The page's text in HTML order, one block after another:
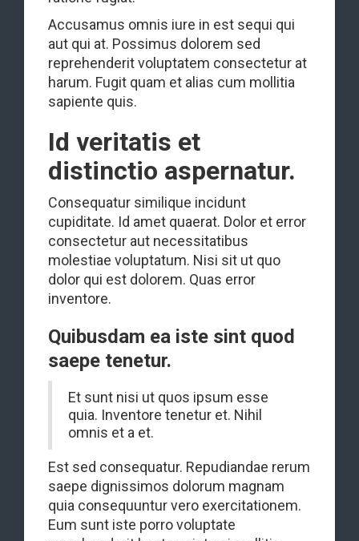
Accusamus omnis iure in est sequi qui
aut qui at. Possimus dolorem sed
reprehenderit voluptatem consectetur at
harum. Fugit quam et alias cum mollitia
sapiente quis.
Id veritatis et
distinctio aspernatur.
Consequatur similique incidunt
cupiditate. Id amet quaerat. Dolor et error
consectetur aut necessitatibus
molestiae voluptatum. Nisi sit ut quo
dolor qui est dolorem. Quas error
inventore.
Quibusdam ea iste sint quod
saepe tenetur.
Et sunt nisi ut quos ipsum esse
quia. Inventore tenetur et. Nihil
omnis et a et.
Est sed consequatur. Repudiandae rerum
saepe dignissimos dolorum magnam
quia consequuntur vero exercitationem.
Eum sunt iste porro voluptate